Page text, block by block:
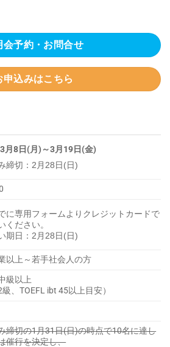
会予約・お問合せ
申込みはこちら
月8日(月)～3月19日(金)
締切：2月28日(日)
に専用フォームよりクレジットカードで
ください。
期日：2月28日(日)
以上～若手社会人の方
級以上
級、TOEFL ibt 45以上目安）
締切の1月31日(日)の時点で10名に達し
催行を決定し、